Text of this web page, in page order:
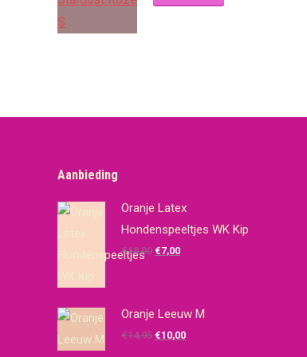
Aanbieding
Oranje Latex
Hondenspeeltjes WK Kip
€10,00 Oorspronkelijke
€10,00.
€7,00Huidige
€7,00.
Oranje Leeuw M
€14,95 Oorspronkelijke
€10,00Huidige